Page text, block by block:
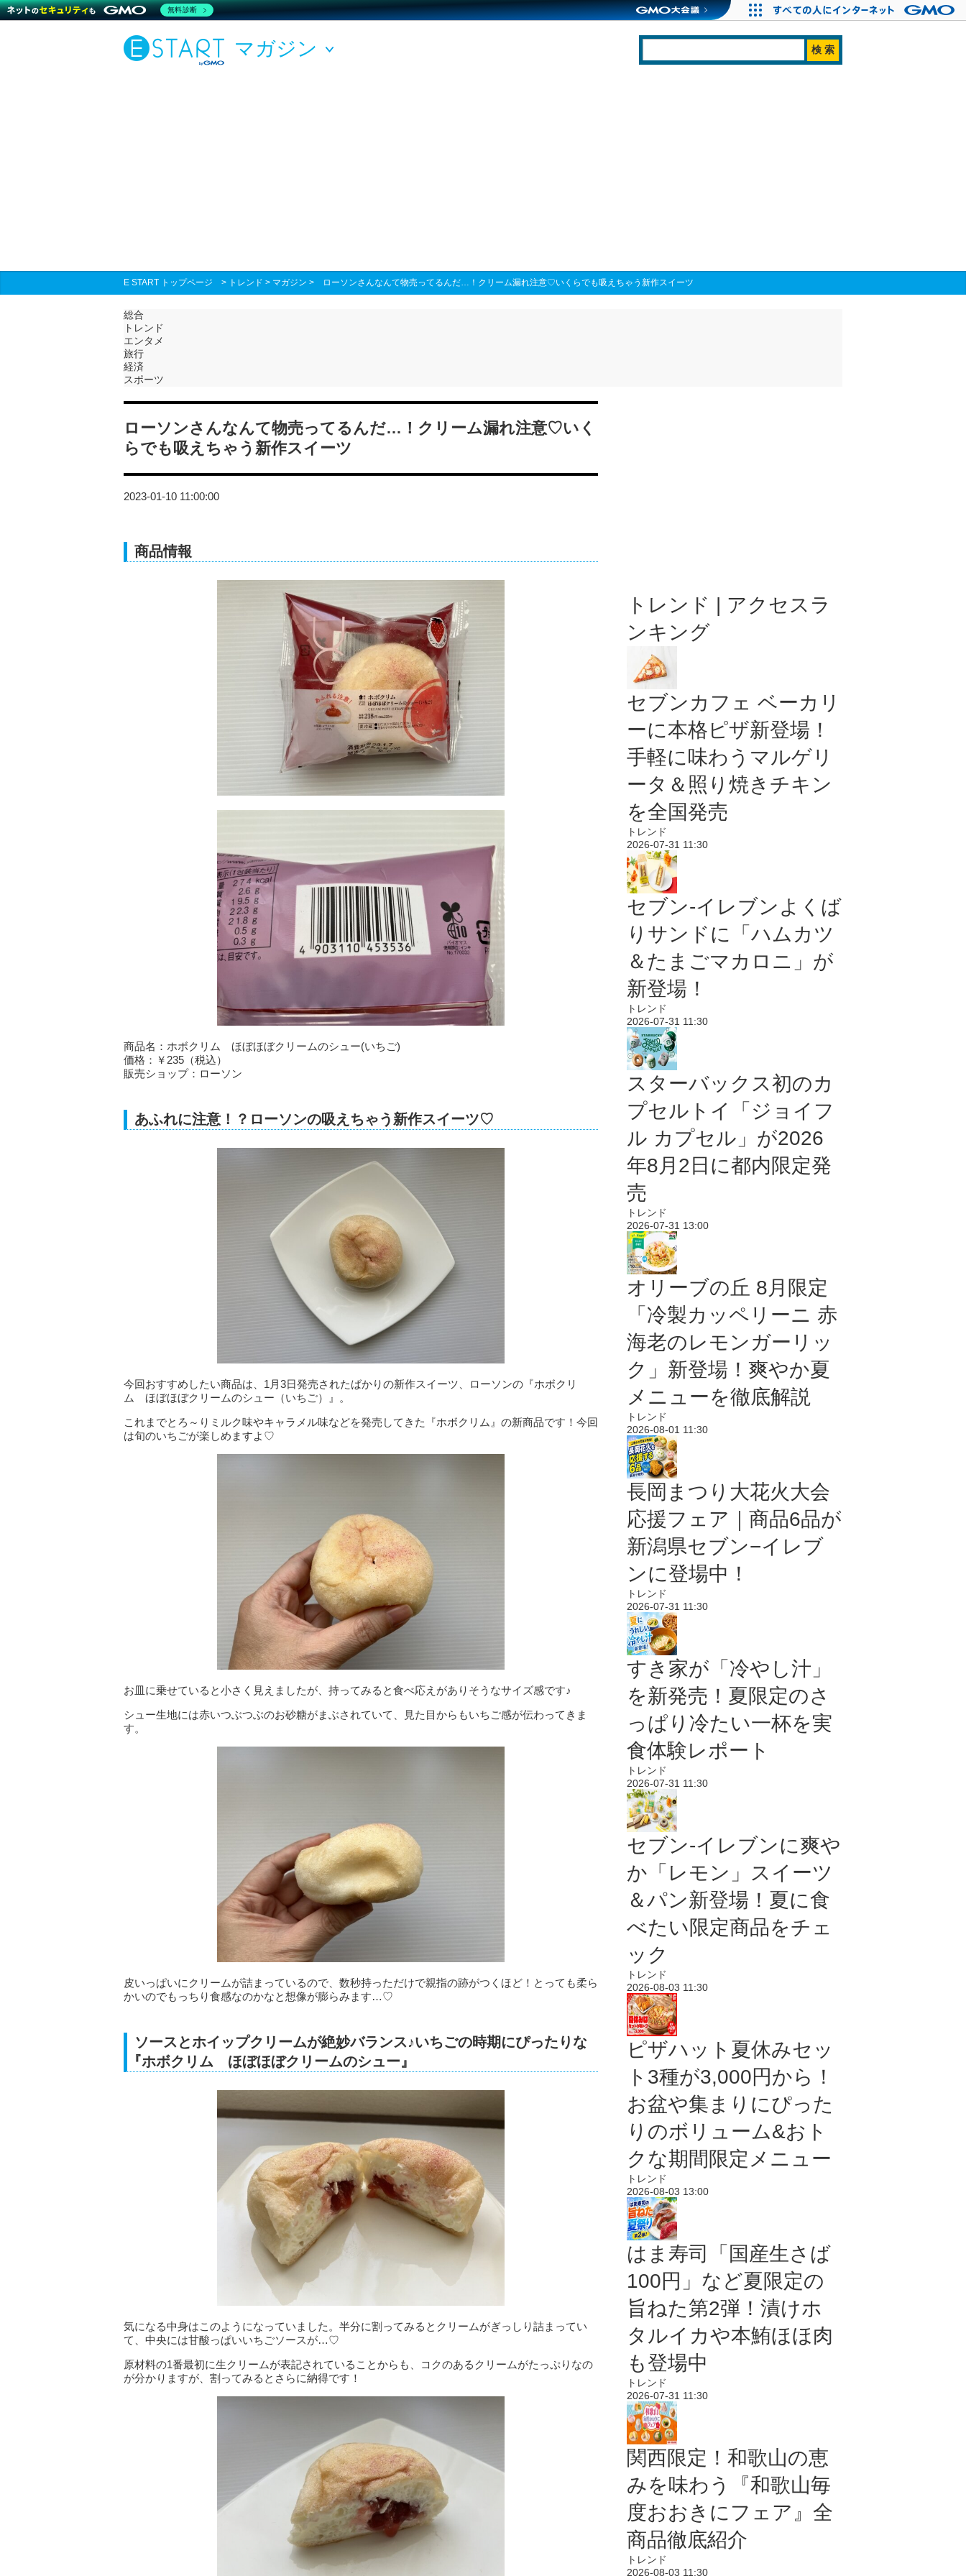
マガジン
E START トップページ > トレンド > マガジン > ローソンさんなんて物売ってるんだ…！クリーム漏れ注意♡いくらでも吸えちゃう新作スイーツ
総合
トレンド
エンタメ
旅行
経済
スポーツ
ローソンさんなんて物売ってるんだ…！クリーム漏れ注意♡いく
らでも吸えちゃう新作スイーツ
2023-01-10 11:00:00
商品情報
商品名：ホボクリム ほぼほぼクリームのシュー(いちご)
価格：￥235（税込）
販売ショップ：ローソン
あふれに注意！？ローソンの吸えちゃう新作スイーツ♡
今回おすすめしたい商品は、1月3日発売されたばかりの新作スイーツ、ローソンの『ホボクリ
ム ほぼほぼクリームのシュー（いちご）』。
これまでとろ～りミルク味やキャラメル味などを発売してきた『ホボクリム』の新商品です！今回
は旬のいちごが楽しめますよ♡
お皿に乗せていると小さく見えましたが、持ってみると食べ応えがありそうなサイズ感です♪
シュー生地には赤いつぶつぶのお砂糖がまぶされていて、見た目からもいちご感が伝わってきま
す。
皮いっぱいにクリームが詰まっているので、数秒持っただけで親指の跡がつくほど！とっても柔ら
かいのでもっちり食感なのかなと想像が膨らみます…♡
ソースとホイップクリームが絶妙バランス♪いちごの時期にぴったりな
『ホボクリム ほぼほぼクリームのシュー』
気になる中身はこのようになっていました。半分に割ってみるとクリームがぎっしり詰まってい
て、中央には甘酸っぱいいちごソースが…♡
原材料の1番最初に生クリームが表記されていることからも、コクのあるクリームがたっぷりなの
が分かりますが、割ってみるとさらに納得です！
トレンド | アクセスラ
ンキング
セブンカフェ ベーカリ
ーに本格ピザ新登場！
手軽に味わうマルゲリ
ータ＆照り焼きチキン
を全国発売
トレンド
2026-07-31 11:30
セブン‐イレブンよくば
りサンドに「ハムカツ
＆たまごマカロニ」が
新登場！
トレンド
2026-07-31 11:30
スターバックス初のカ
プセルトイ「ジョイフ
ル カプセル」が2026
年8月2日に都内限定発
売
トレンド
2026-07-31 13:00
オリーブの丘 8月限定
「冷製カッペリーニ 赤
海老のレモンガーリッ
ク」新登場！爽やか夏
メニューを徹底解説
トレンド
2026-08-01 11:30
長岡まつり大花火大会
応援フェア｜商品6品が
新潟県セブン−イレブ
ンに登場中！
トレンド
2026-07-31 11:30
すき家が「冷やし汁」
を新発売！夏限定のさ
っぱり冷たい一杯を実
食体験レポート
トレンド
2026-07-31 11:30
セブン‐イレブンに爽や
か「レモン」スイーツ
＆パン新登場！夏に食
べたい限定商品をチェ
ック
トレンド
2026-08-03 11:30
ピザハット夏休みセッ
ト3種が3,000円から！
お盆や集まりにぴった
りのボリューム&おト
クな期間限定メニュー
トレンド
2026-08-03 13:00
はま寿司「国産生さば
100円」など夏限定の
旨ねた第2弾！漬けホ
タルイカや本鮪ほほ肉
も登場中
トレンド
2026-07-31 11:30
関西限定！和歌山の恵
みを味わう『和歌山毎
度おおきにフェア』全
商品徹底紹介
トレンド
2026-08-03 11:30
無料診断